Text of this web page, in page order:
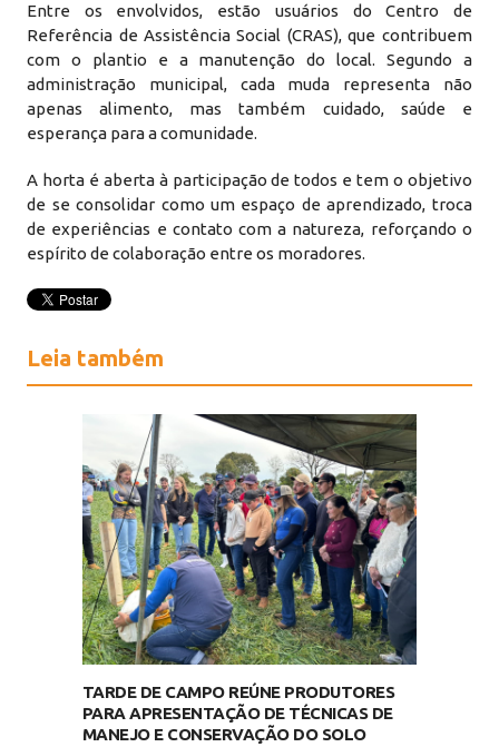
Entre os envolvidos, estão usuários do Centro de
Referência de Assistência Social (CRAS), que contribuem
com o plantio e a manutenção do local. Segundo a
administração municipal, cada muda representa não
apenas alimento, mas também cuidado, saúde e
esperança para a comunidade.
A horta é aberta à participação de todos e tem o objetivo
de se consolidar como um espaço de aprendizado, troca
de experiências e contato com a natureza, reforçando o
espírito de colaboração entre os moradores.
Leia também
TARDE DE CAMPO REÚNE PRODUTORES
PARA APRESENTAÇÃO DE TÉCNICAS DE
MANEJO E CONSERVAÇÃO DO SOLO